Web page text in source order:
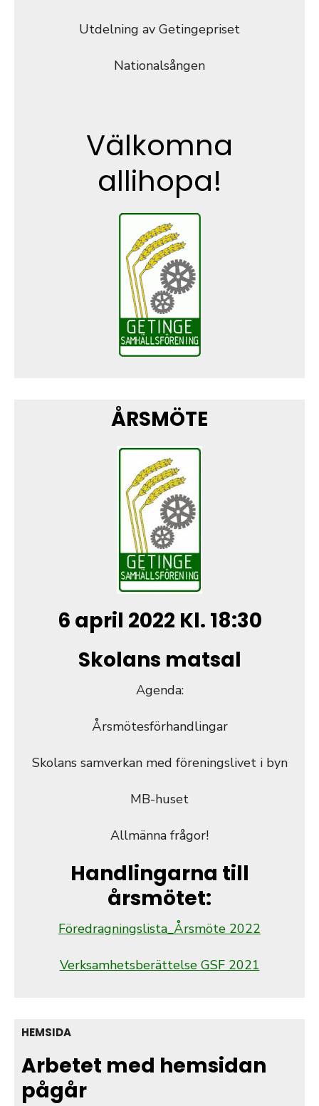
Utdelning av Getingepriset
Nationalsången
Välkomna
allihopa!
ÅRSMÖTE
6 april 2022 Kl. 18:30
Skolans matsal
Agenda:
Årsmötesförhandlingar
Skolans samverkan med föreningslivet i byn
MB-huset
Allmänna frågor!
Handlingarna till
årsmötet:
Föredragningslista_Årsmöte 2022
Verksamhetsberättelse GSF 2021
HEMSIDA
Arbetet med hemsidan
pågår